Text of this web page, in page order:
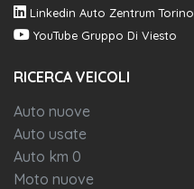
Linkedin Auto Zentrum Torino
YouTube Gruppo Di Viesto
RICERCA VEICOLI
Auto nuove
Auto usate
Auto km 0
Moto nuove